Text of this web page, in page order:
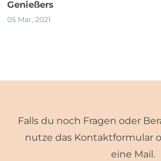
Genießers
05 Mar, 2021
Falls du noch Fragen oder
nutze das Kontaktformular
eine Mail.